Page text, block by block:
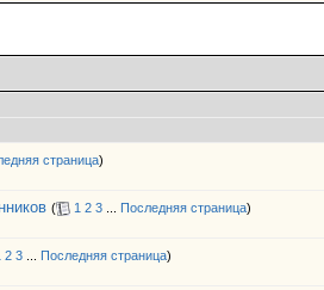
страница)
( 1 2 3 Последняя страница)
2 3 Последняя страница)